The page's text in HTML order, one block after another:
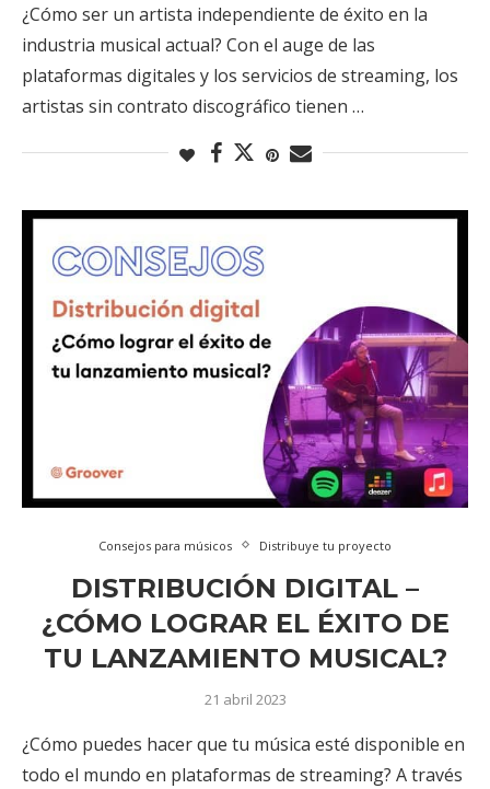
¿Cómo ser un artista independiente de éxito en la
industria musical actual? Con el auge de las
plataformas digitales y los servicios de streaming, los
artistas sin contrato discográfico tienen …
Consejos para músicos Distribuye tu proyecto
DISTRIBUCIÓN DIGITAL –
¿CÓMO LOGRAR EL ÉXITO DE
TU LANZAMIENTO MUSICAL?
21 abril 2023
¿Cómo puedes hacer que tu música esté disponible en
todo el mundo en plataformas de streaming? A través